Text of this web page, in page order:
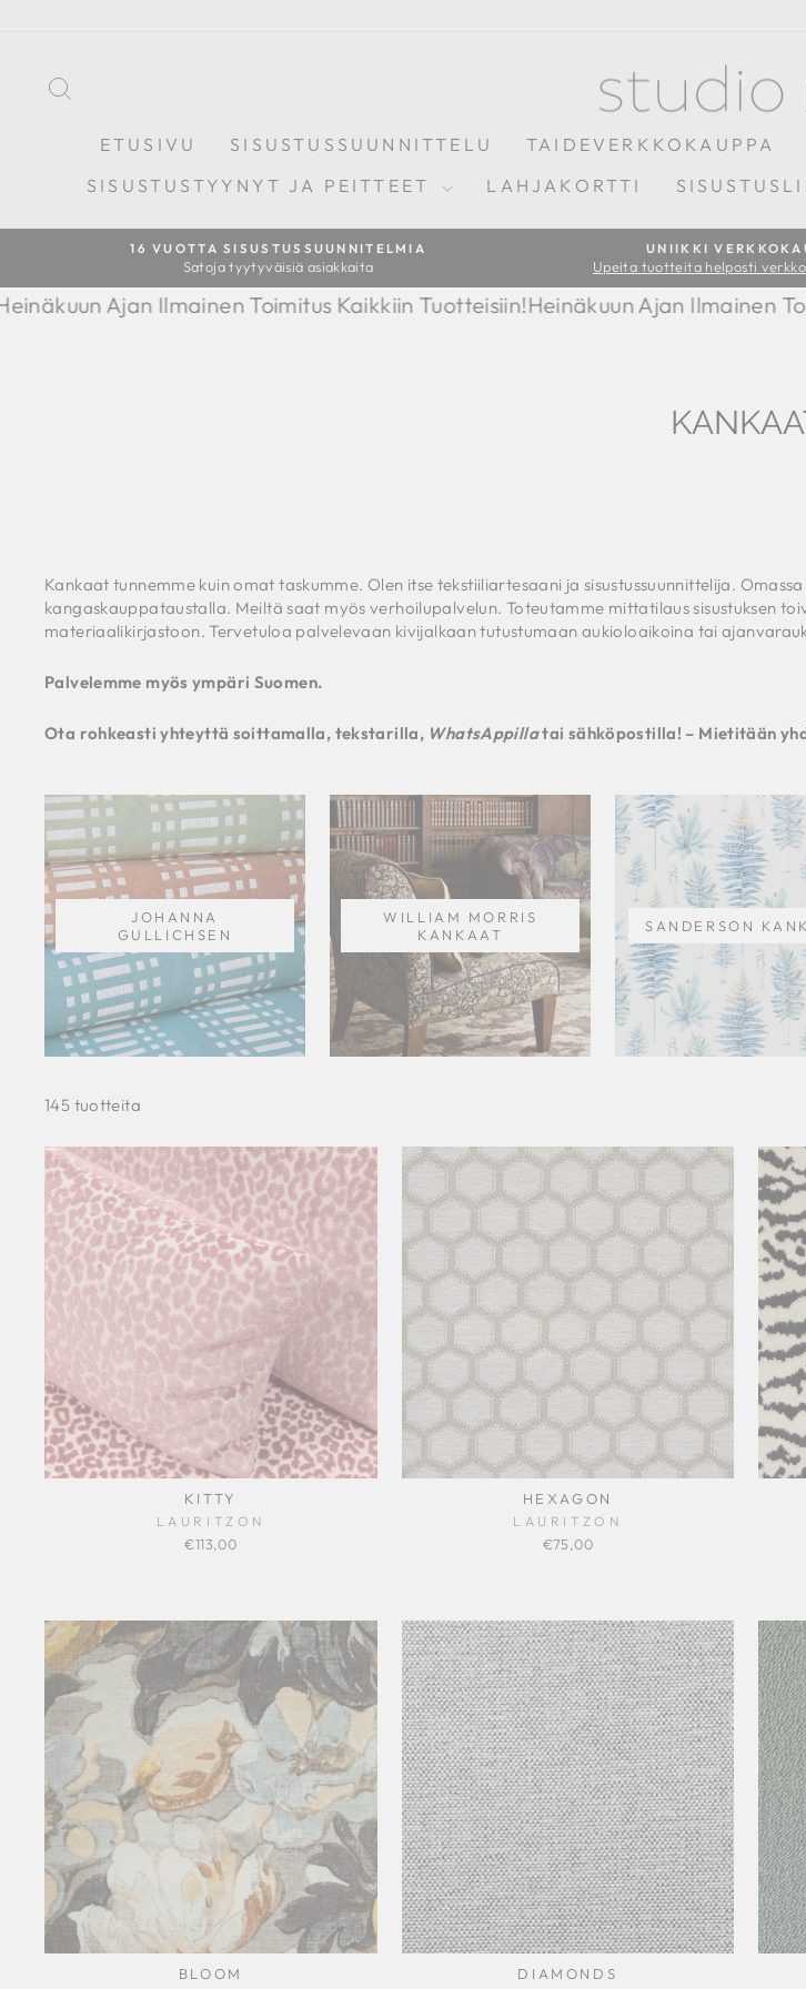
ETUSIVU SISUSTUSSUUNNITTELU TAIDEVERKKOKAUPPA
SISUSTUSTYYNYT JA PEITTEET
LAHJAKORTTI
16 VUOTTA SISUSTUSSUUNNITELMIA
Satoja tyytyväisiä asiakkaita
UNIIKKI
Upeita tuotteita helposti
Kaikkiin Tuotteisiin!Heinäkuun Ajan Ilmainen Toimitus Kaikkiin
Kankaat tunnemme kuin omat taskumme. Olen itse tekstiiliartesaani ja sisustussuunnittelija.
kangaskauppataustalla. Meiltä saat myös verhoilupalvelun. Toteutamme mittatilaus sisustuksen
materiaalikirjastoon. Tervetuloa palvelevaan kivijalkaan tutustumaan aukioloaikoina tai
Palvelemme myös ympäri Suomen.
Ota rohkeasti yhteyttä soittamalla, tekstarilla, WhatsAppillatai sähköpostilla! – Mietitään
JOHANNA
GULLICHSEN
WILLIAM MORRIS
KANKAAT
SANDERSON
145 tuotteita
KITTY
LAURITZON
€113,00
HEXAGON
LAURITZON
€75,00
BLOOM DIAMONDS